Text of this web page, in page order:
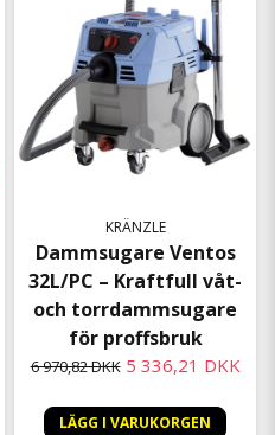
KRÄNZLE
Dammsugare Ventos
32L/PC – Kraftfull våt-
och torrdammsugare
för proffsbruk
6 970,82 DKK 5 336,21 DKK
LÄGG I VARUKORGEN